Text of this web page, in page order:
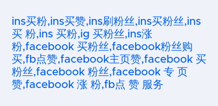
ins买粉,ins买赞,ins刷粉丝,ins买粉丝,ins
买 粉,ins 买粉,ig 买粉丝,ins涨
粉,facebook 买粉丝,facebook粉丝购
买,fb点赞,facebook主页赞,facebook 买
粉丝,facebook 粉丝,facebook 专 页
赞,facebook 涨 粉,fb点 赞 服务